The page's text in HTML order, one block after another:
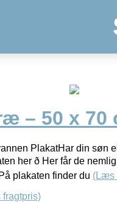
– 50 x 70
PlakatHar din søn
her ð Her får de
plakaten finder du (Læs
fragtpris)